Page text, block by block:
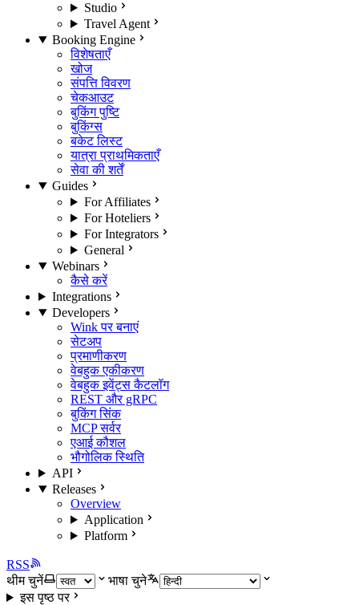
Studio
Travel Agent
Booking Engine
विशेषताएँ
खोज
संपत्ति विवरण
चेकआउट
बुकिंग पुष्टि
बुकिंग्स
बकेट लिस्ट
यात्रा प्राथमिकताएँ
सेवा की शर्तें
Guides
For Affiliates
For Hoteliers
For Integrators
General
Webinars
कैसे करें
Integrations
Developers
Wink पर बनाएं
सेटअप
प्रमाणीकरण
वेबहुक एकीकरण
वेबहुक इवेंट्स कैटलॉग
REST और gRPC
बुकिंग सिंक
MCP सर्वर
एआई कौशल
भौगोलिक स्थिति
API
Releases
Overview
Application
Platform
RSS
थीम चुनें
भाषा चुने
इस पृष्ठ पर